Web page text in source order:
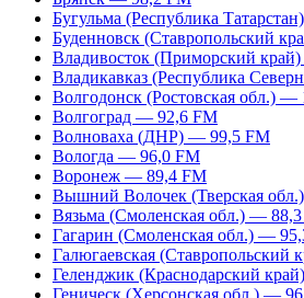
Бугульма (Республика
Буденновск (Ставропольский
Владивосток (Приморский
Владикавказ (Республика
Волгодонск (Ростовская обл.) —
Волгоград — 92,6 FM
Волноваха (ДНР) — 99,5 FM
Вологда — 96,0 FM
Воронеж — 89,4 FM
Вышний Волочек (Тверская
Вязьма (Смоленская обл.) —
Гагарин (Смоленская обл.) —
Галюгаевская (Ставропольский
Геленджик (Краснодарский
Геническ (Херсонская обл.) —